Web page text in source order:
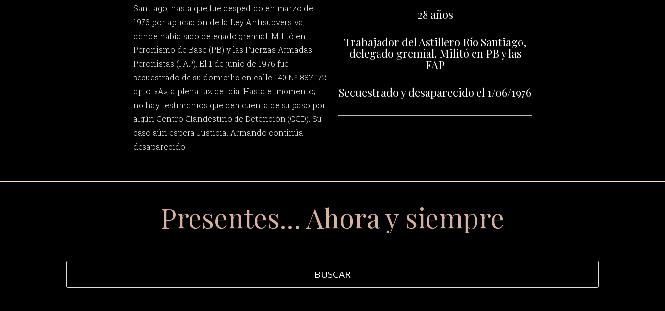
Santiago, hasta que fue despedido en marzo de
1976 por aplicación de la Ley Antisubversiva,
donde había sido delegado gremial. Militó en
Peronismo de Base (PB) y las Fuerzas Armadas
Peronistas (FAP). El 1 de junio de 1976 fue
secuestrado de su domicilio en calle 140 Nº 887 1/2
dpto. «A», a plena luz del día. Hasta el momento,
no hay testimonios que den cuenta de su paso por
algún Centro Clandestino de Detención (CCD). Su
caso aún espera Justicia. Armando continúa
desaparecido.
28 años
Trabajador del Astillero Río Santiago,
delegado gremial. Militó en PB y las
FAP
Secuestrado y desaparecido el 1/06/1976
Presentes… Ahora y siempre